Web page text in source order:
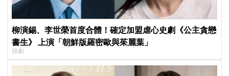
柳演錫、李世榮首度合體！確定加盟虐心史劇《公主貪戀
書生》 上演「朝鮮版羅密歐與茱麗葉」
韓劇